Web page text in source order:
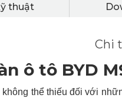
thuật
Chi
ô tô BYD
thể thiếu đối với